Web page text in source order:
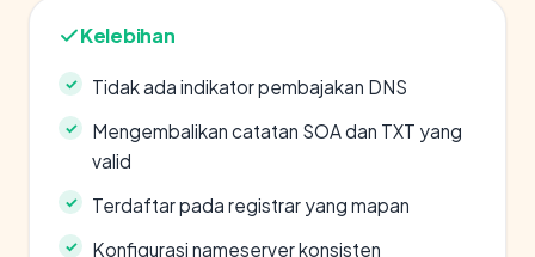
Kelebihan
Tidak ada indikator pembajakan DNS
Mengembalikan catatan SOA dan TXT yang
valid
Terdaftar pada registrar yang mapan
Konfigurasi nameserver konsisten